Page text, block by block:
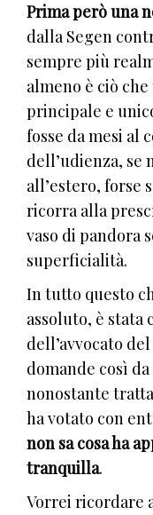
Prima però una
dalla Segen
sempre più
almeno è ciò
principale e
fosse da mesi al
dell’udienza, se
all’estero, forse
ricorra alla
vaso di pandora
superficialità.
In tutto questo
assoluto, è stata
dell’avvocato
domande così
nonostante
ha votato con
non sa cosa ha
tranquilla.
Vorrei ricordare